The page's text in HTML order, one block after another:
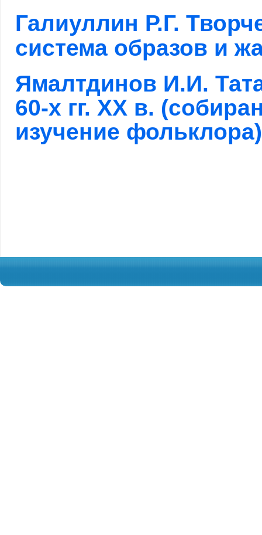
Галиуллин Р.Г.
система образов и
Ямалтдинов И.И.
60-х гг. ХХ в.
изучение фольклора)